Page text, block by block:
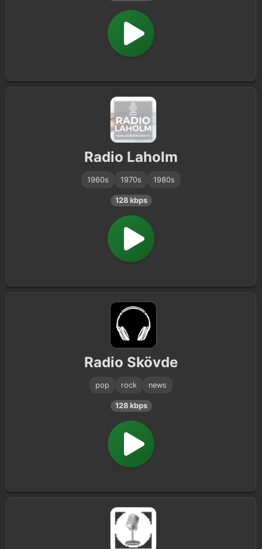
Radio Laholm
1960s 1970s 1980s
128 kbps
Radio Skövde
pop rock news
128 kbps